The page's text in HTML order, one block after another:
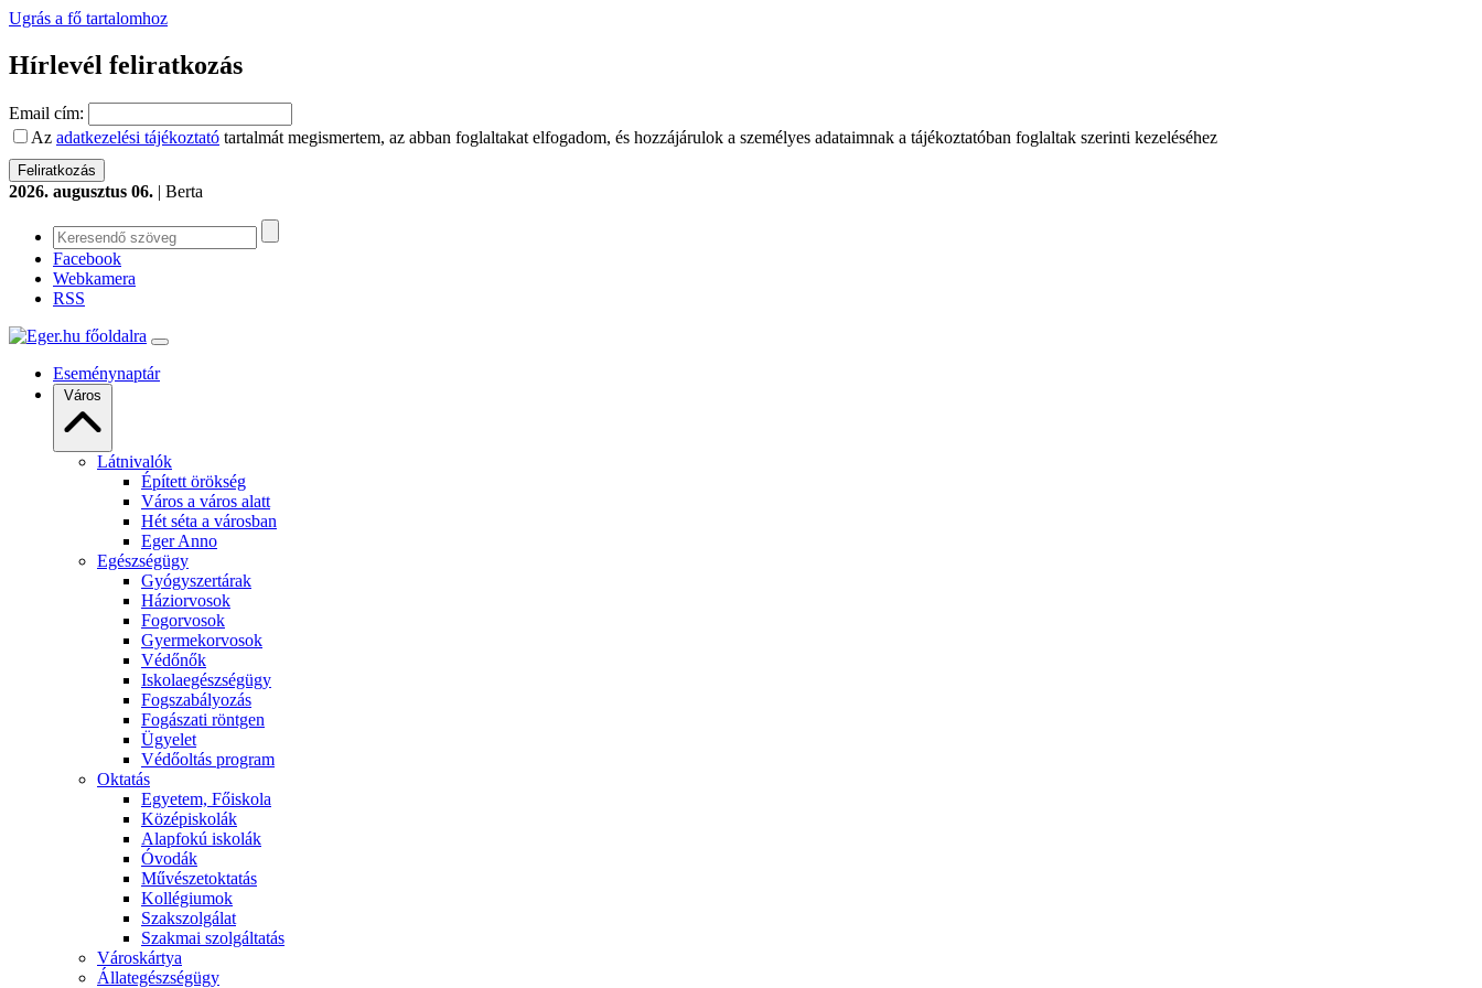
Ugrás a fő tartalomhoz
Hírlevél feliratkozás
Email cím:
Az adatkezelési tájékoztató tartalmát megismertem, az abban foglaltakat elfogadom, és hozzájárulok a személyes adataimnak a tájékoztatóban foglaltak szerinti kezeléséhez
2026. augusztus 06. | Berta
Facebook
Webkamera
RSS
Eseménynaptár
Város
Látnivalók
Épített örökség
Város a város alatt
Hét séta a városban
Eger Anno
Egészségügy
Gyógyszertárak
Háziorvosok
Fogorvosok
Gyermekorvosok
Védőnők
Iskolaegészségügy
Fogszabályozás
Fogászati röntgen
Ügyelet
Védőoltás program
Oktatás
Egyetem, Főiskola
Középiskolák
Alapfokú iskolák
Óvodák
Művészetoktatás
Kollégiumok
Szakszolgálat
Szakmai szolgáltatás
Városkártya
Állategészségügy